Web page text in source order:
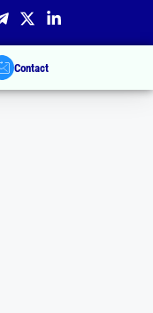
Contact